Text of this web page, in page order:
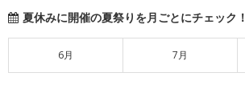
夏休みに開催の夏祭りを月ごとにチェック！
6月 7月